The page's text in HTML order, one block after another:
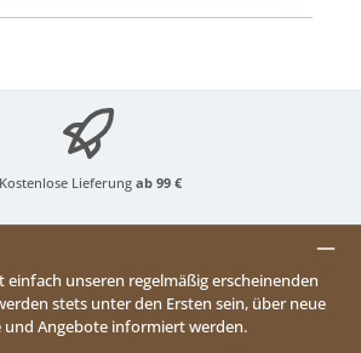
Kostenlose Lieferung ab 99 €
einfach unseren regelmäßig erscheinenden
stets unter den Ersten sein, über neue
und Angebote informiert werden.